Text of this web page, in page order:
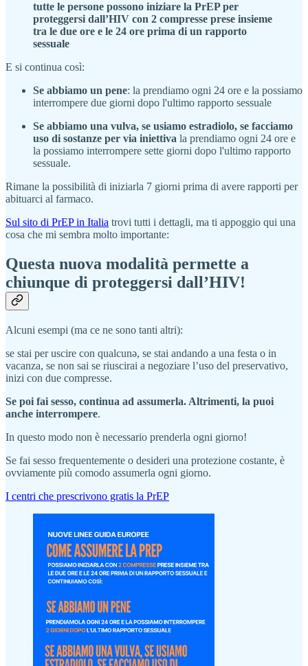
tutte le persone possono iniziare la PrEP per
proteggersi dall’HIV con 2 compresse prese insieme
tra le due ore e le 24 ore prima di un rapporto
sessuale
E si continua così:
Se abbiamo un pene: la prendiamo ogni 24 ore e la possiamo
interrompere due giorni dopo l'ultimo rapporto sessuale
Se abbiamo una vulva, se usiamo estradiolo, se facciamo
uso di sostanze per via iniettiva la prendiamo ogni 24 ore e
la possiamo interrompere sette giorni dopo l'ultimo rapporto
sessuale.
Rimane la possibilità di iniziarla 7 giorni prima di avere rapporti per
abituarci al farmaco.
Sul sito di PrEP in Italia trovi tutti i dettagli, ma ti appoggio qui una
cosa che mi sembra molto importante:
Questa nuova modalità permette a
chiunque di proteggersi dall’HIV!
Alcuni esempi (ma ce ne sono tanti altri):
se stai per uscire con qualcunə, se stai andando a una festa o in
vacanza, se non sai se riuscirai a negoziare l’uso del preservativo,
inizi con due compresse.
Se poi fai sesso, continua ad assumerla. Altrimenti, la puoi
anche interrompere.
In questo modo non è necessario prenderla ogni giorno!
Se fai sesso frequentemente o desideri una protezione costante, è
ovviamente più comodo assumerla ogni giorno.
I centri che prescrivono gratis la PrEP